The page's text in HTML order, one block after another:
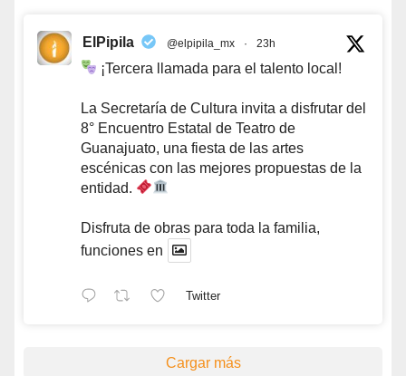
ElPipila @elpipila_mx · 23h
¡Tercera llamada para el talento local!
La Secretaría de Cultura invita a disfrutar del
8° Encuentro Estatal de Teatro de
Guanajuato, una fiesta de las artes
escénicas con las mejores propuestas de la
entidad.
Disfruta de obras para toda la familia,
funciones en
Twitter
Cargar más